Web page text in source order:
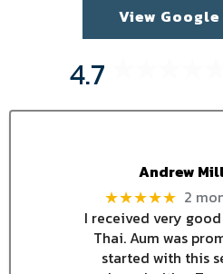
View Google
4.7
Andrew
★★★★★ 2
I received very
Thai. Aum was
started with this